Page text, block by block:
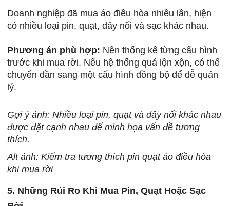
Doanh nghiệp đã mua áo điều hòa nhiều lần, hiện
có nhiều loại pin, quạt, dây nối và sạc khác nhau.
Phương án phù hợp: Nên thống kê từng cấu hình
trước khi mua rời. Nếu hệ thống quá lộn xộn, có thể
chuyển dần sang một cấu hình đồng bộ để dễ quản
lý.
Gợi ý ảnh: Nhiều loại pin, quạt và dây nối khác nhau
được đặt cạnh nhau để minh họa vấn đề tương
thích.
Alt ảnh: Kiểm tra tương thích pin quạt áo điều hòa
khi mua rời
5. Những Rủi Ro Khi Mua Pin, Quạt Hoặc Sạc